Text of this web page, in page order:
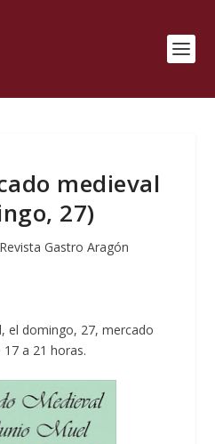
medieval
27)
Revista Gastro Aragón
el domingo, 27, mercado
a 21 horas.